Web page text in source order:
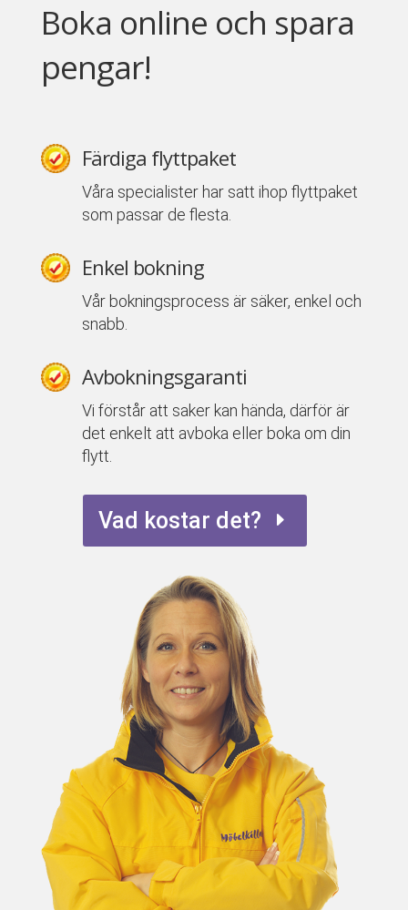
Boka online och spara
pengar!
Färdiga flyttpaket
Våra specialister har satt ihop flyttpaket
som passar de flesta.
Enkel bokning
Vår bokningsprocess är säker, enkel och
snabb.
Avbokningsgaranti
Vi förstår att saker kan hända, därför är
det enkelt att avboka eller boka om din
flytt.
Vad kostar det?